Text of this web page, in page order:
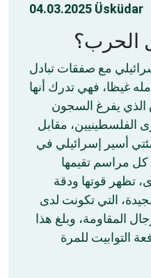
04.03.2025 Üsküdar
الحرب؟
مع صفقات تبادل
غيظا، فهي تدرك أنها
الذي يفرغ السجون
الفلسطينيين، مقابل
أسير إسرائيلي في
كل مراسم تقيمها
تظهر قوتها ودقة
التي تكونت لدى
المقاومة، وبلغ هذا
التوابيت للمرة